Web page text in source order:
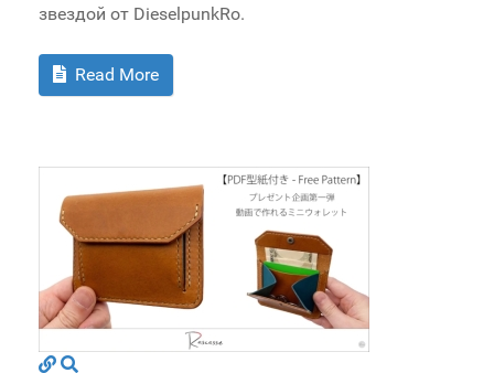
звездой от DieselpunkRo.
Read More